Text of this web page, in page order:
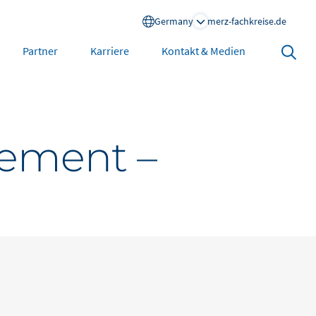
Germany merz-fachkreise.de
United States
Partner Karriere Kontakt & Medien Search
–